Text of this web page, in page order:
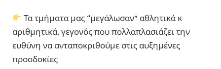
Τα τμήματα μας “μεγάλωσαν” αθλητικά κ
αριθμητικά, γεγονός που πολλαπλασιάζει την
ευθύνη να ανταποκριθούμε στις αυξημένες
προσδοκίες